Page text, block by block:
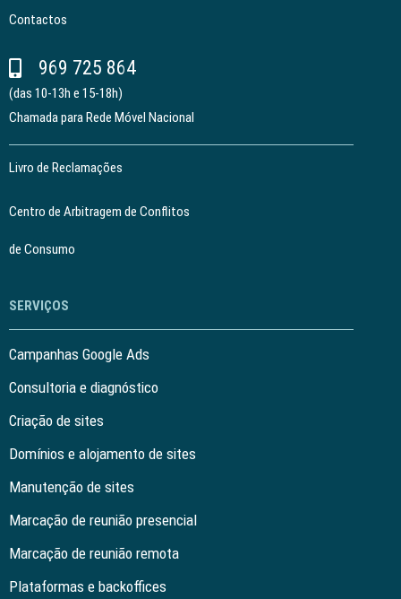
Contactos
969 725 864
(das 10-13h e 15-18h)
Chamada para Rede Móvel Nacional
Livro de Reclamações
Centro de Arbitragem de Conflitos
de Consumo
SERVIÇOS
Campanhas Google Ads
Consultoria e diagnóstico
Criação de sites
Domínios e alojamento de sites
Manutenção de sites
Marcação de reunião presencial
Marcação de reunião remota
Plataformas e backoffices